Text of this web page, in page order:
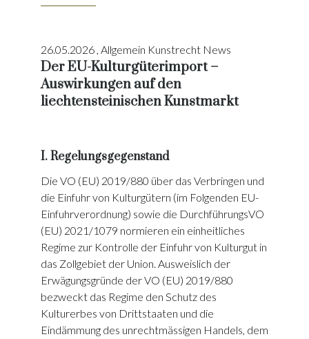
26.05.2026 , Allgemein Kunstrecht News
Der EU-Kulturgüterimport –
Auswirkungen auf den
liechtensteinischen Kunstmarkt
I. Regelungsgegenstand
Die VO (EU) 2019/880 über das Verbringen und
die Einfuhr von Kulturgütern (im Folgenden EU-
Einfuhrverordnung) sowie die DurchführungsVO
(EU) 2021/1079 normieren ein einheitliches
Regime zur Kontrolle der Einfuhr von Kulturgut in
das Zollgebiet der Union. Ausweislich der
Erwägungsgründe der VO (EU) 2019/880
bezweckt das Regime den Schutz des
Kulturerbes von Drittstaaten und die
Eindämmung des unrechtmässigen Handels, dem